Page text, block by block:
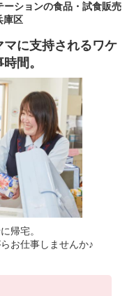
ションの食品・試食販売
庫区
に支持されるワケ
間。
帰宅。
お仕事しませんか♪